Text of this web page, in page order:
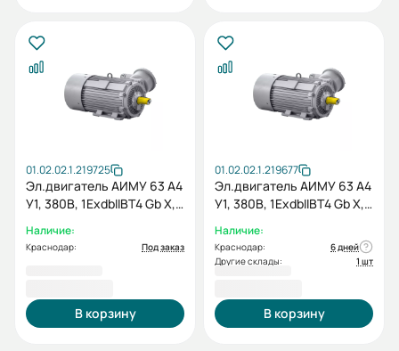
01.02.02.1.219725
Эл.двигатель АИМУ 63 А4
У1, 380В, 1ExdbIIBT4 Gb X,
Наличие:
Краснодар: Под заказ
В корзину
01.02.02.1.219677
Эл.двигатель АИМУ 63 А4
У1, 380В, 1ExdbIIBT4 Gb X,
Наличие:
Краснодар:
6 дней
Другие склады:
1 шт
В корзину